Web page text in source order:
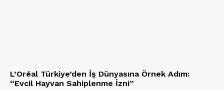
L’Oréal Türkiye’den İş Dünyasına Örnek Adım:
“Evcil Hayvan Sahiplenme İzni”